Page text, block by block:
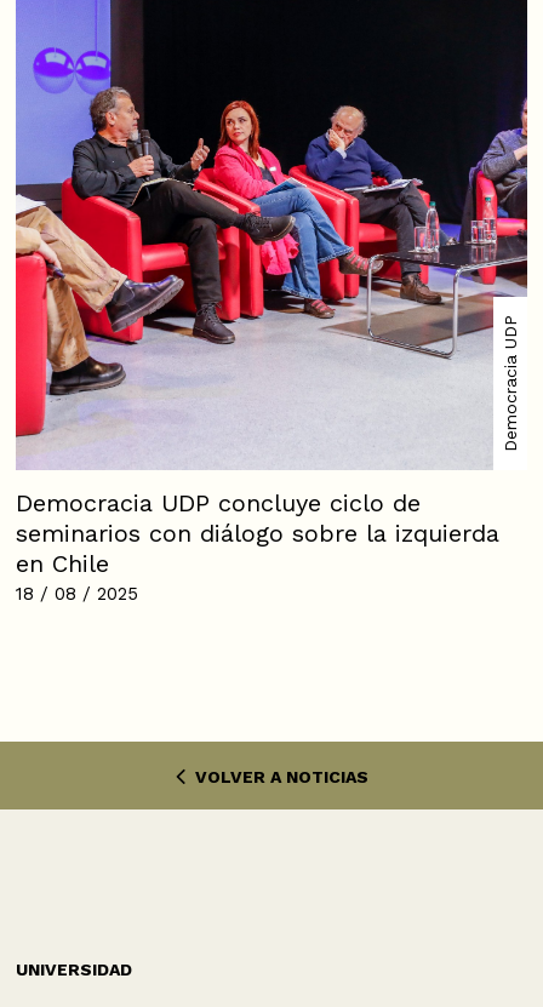
Democracia UDP
Democracia UDP concluye ciclo de
seminarios con diálogo sobre la izquierda
en Chile
18 / 08 / 2025
VOLVER A NOTICIAS
UNIVERSIDAD